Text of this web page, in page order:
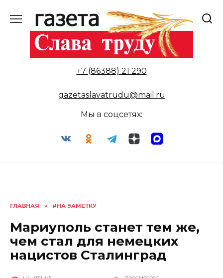
содержанию
+7 (86388) 21 290
gazetaslavatrudu@mail.ru
Мы в соцсетях:
ГЛАВНАЯ » #НА ЗАМЕТКУ
Мариуполь станет тем же,
чем стал для немецких
нацистов Сталинград